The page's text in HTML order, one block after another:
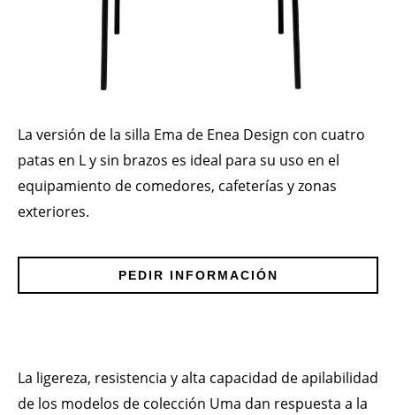
La versión de la silla Ema de Enea Design con cuatro
patas en L y sin brazos es ideal para su uso en el
equipamiento de comedores, cafeterías y zonas
exteriores.
PEDIR INFORMACIÓN
La ligereza, resistencia y alta capacidad de apilabilidad
de los modelos de colección Uma dan respuesta a la